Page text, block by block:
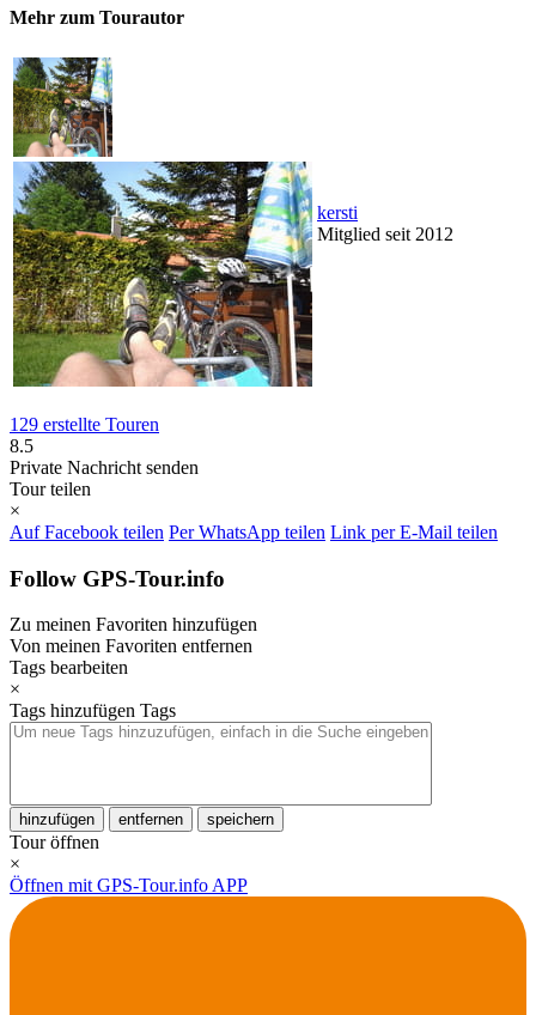
Mehr zum Tourautor
kersti
Mitglied seit 2012
129 erstellte Touren
8.5
Private Nachricht senden
Tour teilen
×
Auf Facebook teilen Per WhatsApp teilen Link per E-Mail teilen
Follow GPS-Tour.info
Zu meinen Favoriten hinzufügen
Von meinen Favoriten entfernen
Tags bearbeiten
×
Tags hinzufügen Tags
hinzufügen entfernen speichern
Tour öffnen
×
Öffnen mit GPS-Tour.info APP